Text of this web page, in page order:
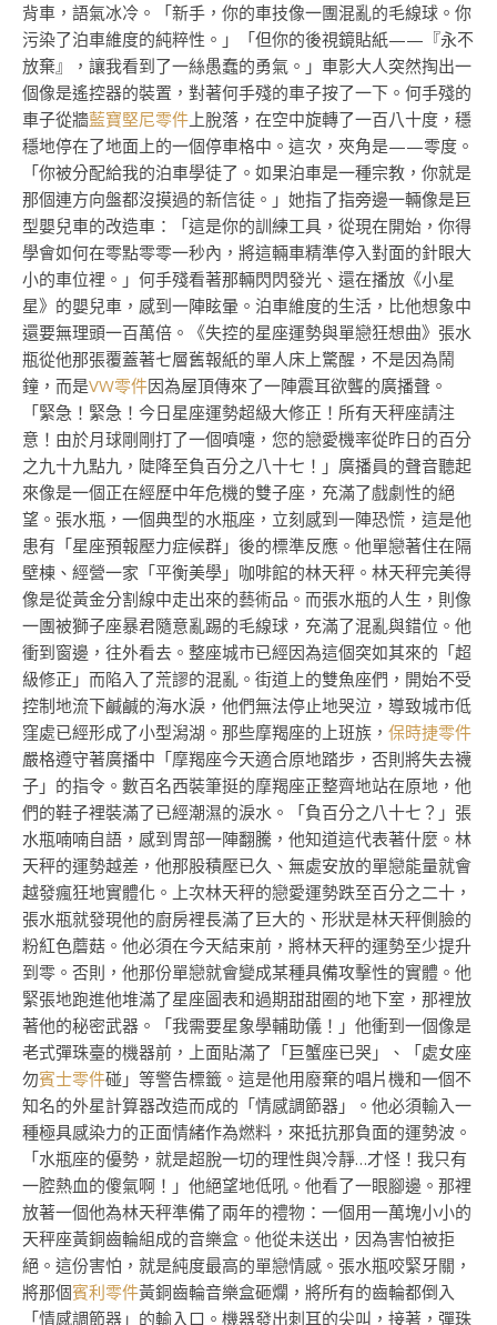
背車，語氣冰冷。「新手，你的車技像一團混亂的毛線球。你
污染了泊車維度的純粹性。」「但你的後視鏡貼紙——『永不
放棄』，讓我看到了一絲愚蠢的勇氣。」車影大人突然掏出一
個像是遙控器的裝置，對著何手殘的車子按了一下。何手殘的
車子從牆藍寶堅尼零件 上脫落，在空中旋轉了一百八十度，穩
穩地停在了地面上的一個停車格中。這次，夾角是——零度。
「你被分配給我的泊車學徒了。如果泊車是一種宗教，你就是
那個連方向盤都沒摸過的新信徒。」她指了指旁邊一輛像是巨
型嬰兒車的改造車：「這是你的訓練工具，從現在開始，你得
學會如何在零點零零一秒內，將這輛車精準停入對面的針眼大
小的車位裡。」何手殘看著那輛閃閃發光、還在播放《小星
星》的嬰兒車，感到一陣眩暈。泊車維度的生活，比他想象中
還要無理頭一百萬倍。《失控的星座運勢與單戀狂想曲》張水
瓶從他那張覆蓋著七層舊報紙的單人床上驚醒，不是因為鬧
鐘，而是VW零件因為屋頂傳來了一陣震耳欲聾的廣播聲。
「緊急！緊急！今日星座運勢超級大修正！所有天秤座請注
意！由於月球剛剛打了一個噴嚏，您的戀愛機率從昨日的百分
之九十九點九，陡降至負百分之八十七！」廣播員的聲音聽起
來像是一個正在經歷中年危機的雙子座，充滿了戲劇性的絕
望。張水瓶，一個典型的水瓶座，立刻感到一陣恐慌，這是他
患有「星座預報壓力症候群」後的標準反應。他單戀著住在隔
壁棟、經營一家「平衡美學」咖啡館的林天秤。林天秤完美得
像是從黃金分割線中走出來的藝術品。而張水瓶的人生，則像
一團被獅子座暴君隨意亂踢的毛線球，充滿了混亂與錯位。他
衝到窗邊，往外看去。整座城市已經因為這個突如其來的「超
級修正」而陷入了荒謬的混亂。街道上的雙魚座們，開始不受
控制地流下鹹鹹的海水淚，他們無法停止地哭泣，導致城市低
窪處已經形成了小型潟湖。那些摩羯座的上班族， 保時捷零件
嚴格遵守著廣播中「摩羯座今天適合原地踏步，否則將失去襪
子」的指令。數百名西裝筆挺的摩羯座正整齊地站在原地，他
們的鞋子裡裝滿了已經潮濕的淚水。「負百分之八十七？」張
水瓶喃喃自語，感到胃部一陣翻騰，他知道這代表著什麼。林
天秤的運勢越差，他那股積壓已久、無處安放的單戀能量就會
越發瘋狂地實體化。上次林天秤的戀愛運勢跌至百分之二十，
張水瓶就發現他的廚房裡長滿了巨大的、形狀是林天秤側臉的
粉紅色蘑菇。他必須在今天結束前，將林天秤的運勢至少提升
到零。否則，他那份單戀就會變成某種具備攻擊性的實體。他
緊張地跑進他堆滿了星座圖表和過期甜甜圈的地下室，那裡放
著他的秘密武器。「我需要星象學輔助儀！」他衝到一個像是
老式彈珠臺的機器前，上面貼滿了「巨蟹座已哭」、「處女座
勿賓士零件碰」等警告標籤。這是他用廢棄的唱片機和一個不
知名的外星計算器改造而成的「情感調節器」。他必須輸入一
種極具感染力的正面情緒作為燃料，來抵抗那負面的運勢波。
「水瓶座的優勢，就是超脫一切的理性與冷靜…才怪！我只有
一腔熱血的傻氣啊！」他絕望地低吼。他看了一眼腳邊。那裡
放著一個他為林天秤準備了兩年的禮物：一個用一萬塊小小的
天秤座黃銅齒輪組成的音樂盒。他從未送出，因為害怕被拒
絕。這份害怕，就是純度最高的單戀情感。張水瓶咬緊牙關，
將那個賓利零件黃銅齒輪音樂盒砸爛，將所有的齒輪都倒入
「情感調節器」的輸入口。機器發出刺耳的尖叫，接著，彈珠